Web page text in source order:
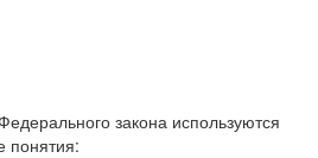
закона используются
понятия: